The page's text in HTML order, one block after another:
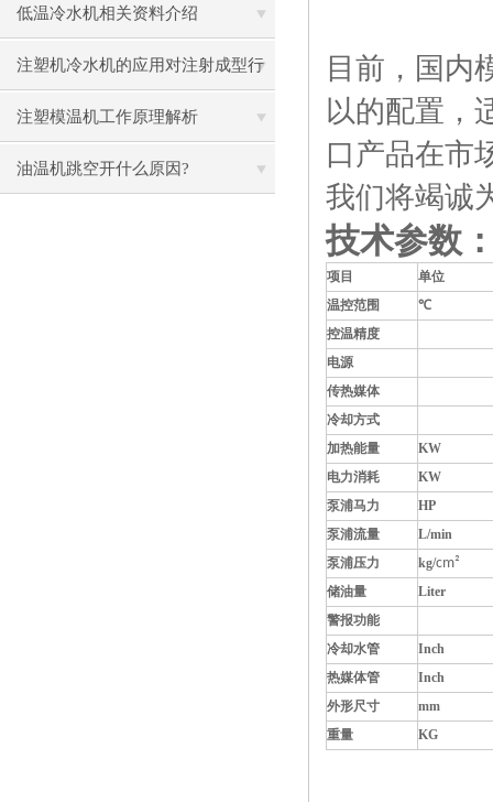
机械油温机优势
低温冷水机相关资料介绍
注塑机冷水机的应用对注射成型行
业有什么影响
注塑模温机工作原理解析
油温机跳空开什么原因?
目前，国内
以的配置，
口产品在市
我们将竭诚
技术参数
项目
单位
温控范围
℃
控温精度
电源
传热媒体
冷却方式
加热能量
KW
电力消耗
KW
泵浦马力
HP
泵浦流量
L/min
泵浦压力
kg/cm²
储油量
Liter
警报功能
冷却水管
Inch
热媒体管
Inch
外形尺寸
mm
重量
KG